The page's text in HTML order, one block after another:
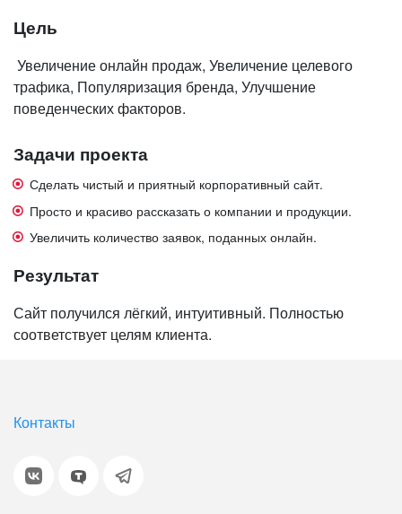
Цель
Увеличение онлайн продаж, Увеличение целевого
трафика, Популяризация бренда, Улучшение
поведенческих факторов.
Задачи проекта
Сделать чистый и приятный корпоративный сайт.
Просто и красиво рассказать о компании и продукции.
Увеличить количество заявок, поданных онлайн.
Результат
Сайт получился лёгкий, интуитивный. Полностью
соответствует целям клиента.
Контакты